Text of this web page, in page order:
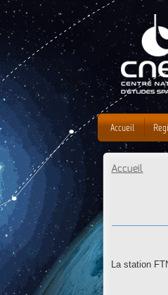
Accueil
La station
Accueil